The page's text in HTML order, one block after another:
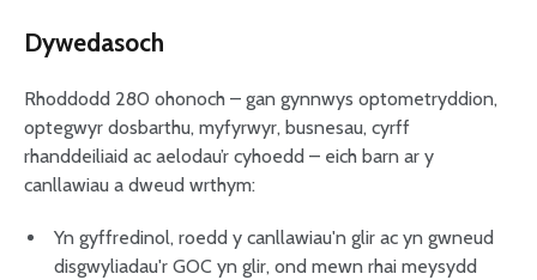
Dywedasoch
Rhoddodd 280 ohonoch – gan gynnwys optometryddion,
optegwyr dosbarthu, myfyrwyr, busnesau, cyrff
rhanddeiliaid ac aelodau’r cyhoedd – eich barn ar y
canllawiau a dweud wrthym:
Yn gyffredinol, roedd y canllawiau'n glir ac yn gwneud
disgwyliadau'r GOC yn glir, ond mewn rhai meysydd